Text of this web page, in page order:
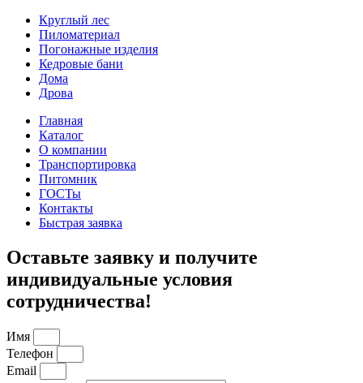
Круглый лес
Пиломатериал
Погонажные изделия
Кедровые бани
Дома
Дрова
Главная
Каталог
О компании
Транспортировка
Питомник
ГОСТы
Контакты
Быстрая заявка
Оставьте заявку и получите
индивидуальные условия
сотрудничества!
Имя
Телефон
Email